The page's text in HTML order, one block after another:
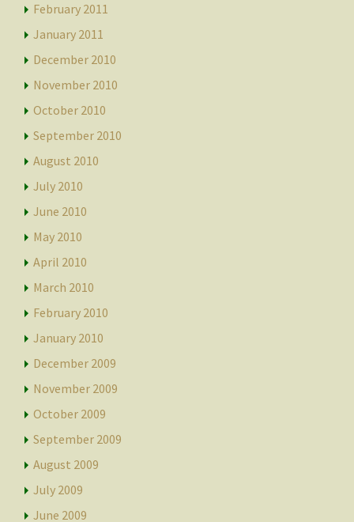
February 2011
January 2011
December 2010
November 2010
October 2010
September 2010
August 2010
July 2010
June 2010
May 2010
April 2010
March 2010
February 2010
January 2010
December 2009
November 2009
October 2009
September 2009
August 2009
July 2009
June 2009